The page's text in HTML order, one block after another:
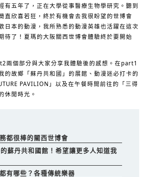
有五年了，正在大學從事醫療生物學研究。聽到
直欣喜若狂，終於有機會去我很盼望的世博會
日本的動漫，我所熟悉的動漫英雄也活躍在這次
待了！夏瑪的大阪關西世博會體驗終於要開始
兩個部分與大家分享我體驗後的感想。在part1
的故鄉「蘇丹共和國」的展館、動漫迷必打卡的
PAVILION」以及在午餐時間前往的「三得
休閒時光。
都很棒的關西世博會
蘇丹共和國館！希望讓更多人知道我
有哪些？各種傳統樂器